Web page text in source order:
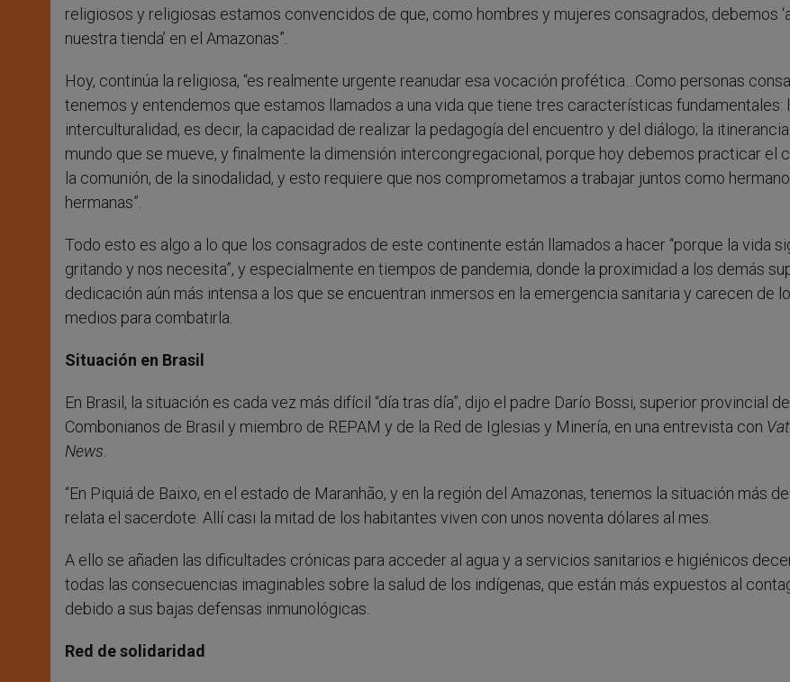
religiosos y religiosas estamos convencidos de que, como hombres y mujeres consagrados, debemos
nuestra tienda’ en el Amazonas”.
Hoy, continúa la religiosa, “es realmente urgente reanudar esa vocación profética…Como personas
tenemos y entendemos que estamos llamados a una vida que tiene tres características fundamentales:
interculturalidad, es decir, la capacidad de realizar la pedagogía del encuentro y del diálogo; la itinerancia
mundo que se mueve, y finalmente la dimensión intercongregacional, porque hoy debemos practicar el
la comunión, de la sinodalidad, y esto requiere que nos comprometamos a trabajar juntos como
hermanas”.
Todo esto es algo a lo que los consagrados de este continente están llamados a hacer “porque la vida
gritando y nos necesita”, y especialmente en tiempos de pandemia, donde la proximidad a los demás
dedicación aún más intensa a los que se encuentran inmersos en la emergencia sanitaria y carecen de
medios para combatirla.
Situación en Brasil
En Brasil, la situación es cada vez más difícil “día tras día”, dijo el padre Darío Bossi, superior provincial
Combonianos de Brasil y miembro de REPAM y de la Red de Iglesias y Minería, en una entrevista con
News
“En Piquiá de Baixo, en el estado de Maranhão, y en la región del Amazonas, tenemos la situación más
relata el sacerdote. Allí casi la mitad de los habitantes viven con unos noventa dólares al mes.
A ello se añaden las dificultades crónicas para acceder al agua y a servicios sanitarios e higiénicos
todas las consecuencias imaginables sobre la salud de los indígenas, que están más expuestos al
debido a sus bajas defensas inmunológicas.
Red de solidaridad